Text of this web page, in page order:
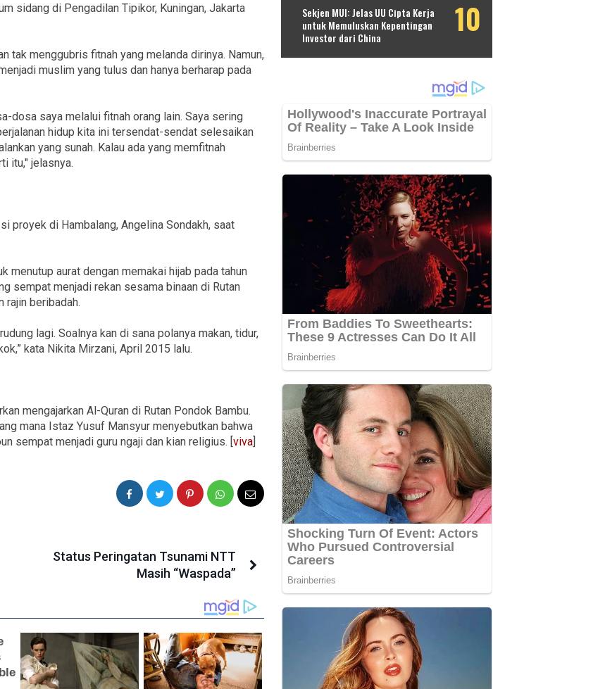
sidang di Pengadilan Tipikor, Kuningan, Jakarta
tak menggubris fitnah yang melanda dirinya. Namun,
muslim yang tulus dan hanya berharap pada
dosa saya melalui fitnah orang lain. Saya sering
hidup kita ini tersendat-sendat selesaikan
yang sunah. Kalau ada yang memfitnah
itu," jelasnya.
proyek di Hambalang, Angelina Sondakh, saat
menutup aurat dengan memakai hijab pada tahun
sempat menjadi rekan sesama binaan di Rutan
rajin beribadah.
lagi. Soalnya kan di sana polanya makan, tidur,
kata Nikita Mirzani, April 2015 lalu.
mengajarkan Al-Quran di Rutan Pondok Bambu.
mana Istaz Yusuf Mansyur menyebutkan bahwa
sempat menjadi guru ngaji dan kian religius. [viva]
Status Peringatan Tsunami NTT
Masih “Waspada”
Sekjen MUI: Jelas UU Cipta Kerja
untuk Memuluskan Kepentingan
Investor dari China